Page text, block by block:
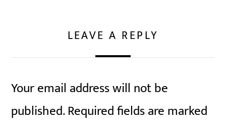
LEAVE A REPLY
Your email address will not be
published.Required fields are marked